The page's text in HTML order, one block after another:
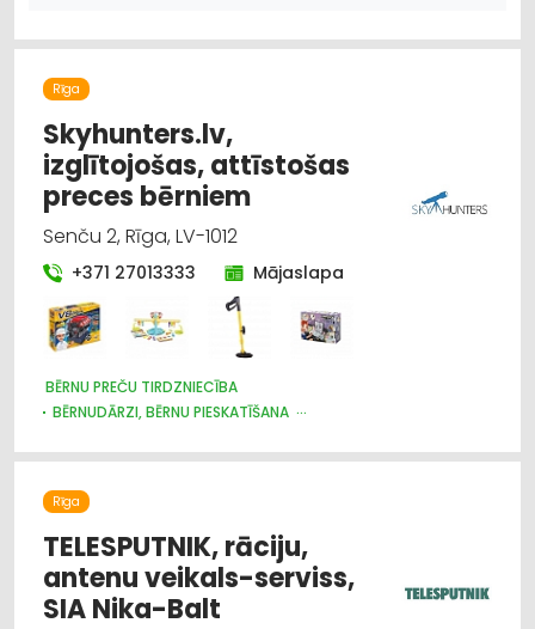
Rīga
Skyhunters.lv,
izglītojošas, attīstošas
preces bērniem
Senču 2, Rīga, LV-1012
+371 27013333 Mājaslapa
BĒRNU PREČU TIRDZNIECĪBA
BĒRNUDĀRZI, BĒRNU PIESKATĪŠANA
BĒRNU UN JAUNIEŠU BRĪVĀ LAIKA ORGANIZĒŠANA, NOMETNES
SPORTA ORGANIZĀCIJAS
SPORTA UN TŪRISMA PREČU TIRDZNIECĪBA
SPORTA UN TŪRISMA PREČU VAIRUMTIRDZNIECĪBA
MEDICĪNISKĀ PALĪDZĪBA: REHABILITĀCIJA
IZGLĪTĪBA: VISPĀRĒJĀ
Rīga
TELESPUTNIK, rāciju,
antenu veikals-serviss,
SIA Nika-Balt